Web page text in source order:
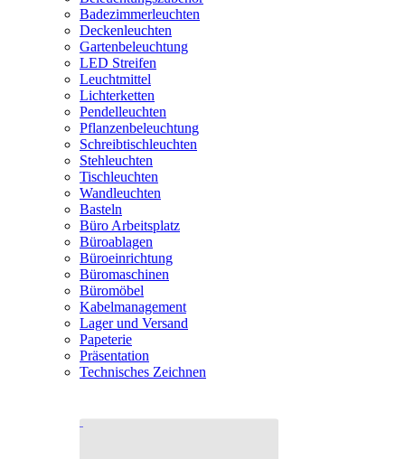
Badezimmerleuchten
Deckenleuchten
Gartenbeleuchtung
LED Streifen
Leuchtmittel
Lichterketten
Pendelleuchten
Pflanzenbeleuchtung
Schreibtischleuchten
Stehleuchten
Tischleuchten
Wandleuchten
Basteln
Büro Arbeitsplatz
Büroablagen
Büroeinrichtung
Büromaschinen
Büromöbel
Kabelmanagement
Lager und Versand
Papeterie
Präsentation
Technisches Zeichnen